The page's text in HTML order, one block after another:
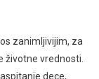
zanimljivijim, za
životne vrednosti.
dece,